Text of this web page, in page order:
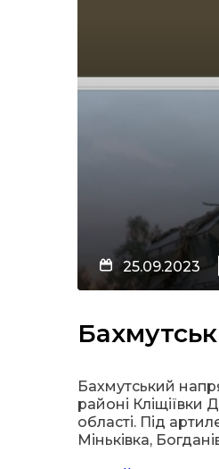
25.09.2023
Бахмутський
районі Кліщіївки
області. Під
Міньківка,